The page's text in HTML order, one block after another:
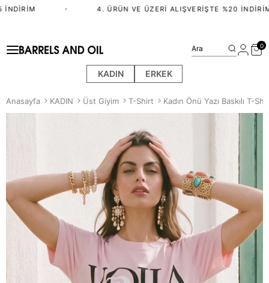
4. ÜRÜN VE ÜZERI ALIŞVERIŞTE %20 İNDIRIM
KADIN ERKEK
Ara 0
Anasayfa KADIN Üst Giyim T-Shirt Kadın Önü Yazı Baskılı T-